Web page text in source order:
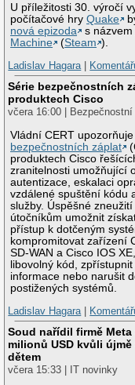
U příležitosti 30. výročí
počítačové hryQuake
nová epizoda
s názvem
Machine
(Steam ).
Ladislav Hagara|
Série bezpečnostních
produktech Cisco
včera 16:00 |
Vládní CERT
bezpečnostních záplat
produktech Cisco
zranitelnosti umožňující
autentizace, eskalaci
vzdálené spuštění kódu
služby. Úspěšné
útočníkům umožnit
přístup k dotčeným
kompromitovat zařízení
SD-WAN a Cisco IOS
libovolný kód, zpřístupnit
informace nebo narušit
postižených systémů.
Ladislav Hagara|
Soud nařídil firmě Meta
milionů USD kvůli
dětem
včera 15:33 | IT novinky